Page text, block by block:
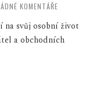
KOMENTÁŘE
na svůj osobní život
a obchodních